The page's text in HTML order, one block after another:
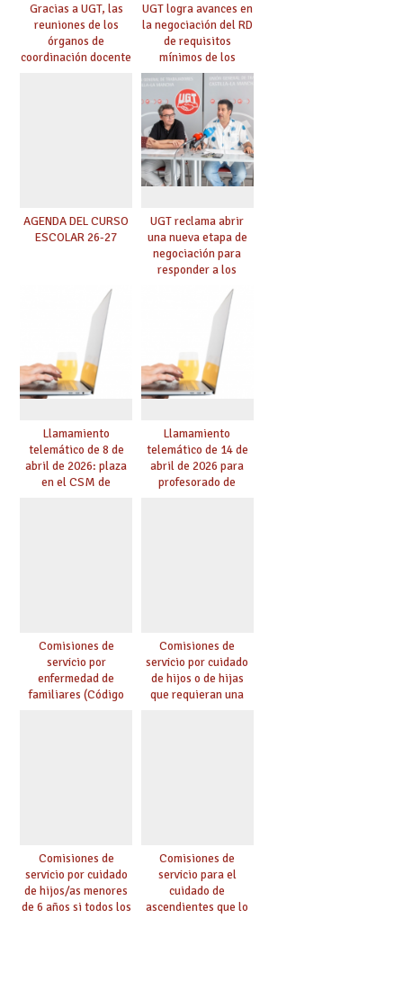
Gracias a UGT, las
reuniones de los
órganos de
coordinación docente
UGT logra avances en
la negociación del RD
de requisitos
mínimos de los
centros educativos y
exige al Ministerio
que los compromisos
se materialicen con
la mayor agilidad
posible
AGENDA DEL CURSO
ESCOLAR 26-27
UGT reclama abrir
una nueva etapa de
negociación para
responder a los
nuevos desafíos de la
educación
Llamamiento
telemático de 8 de
abril de 2026: plaza
en el CSM de
Llamamiento
telemático de 14 de
abril de 2026 para
profesorado de
Comisiones de
servicio por
enfermedad de
familiares (Código
Comisiones de
servicio por cuidado
de hijos o de hijas
que requieran una
Comisiones de
servicio por cuidado
de hijos/as menores
de 6 años si todos los
Comisiones de
servicio para el
cuidado de
ascendientes que lo